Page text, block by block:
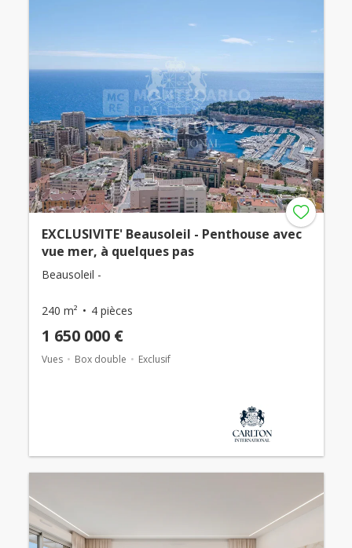
EXCLUSIVITE' Beausoleil - Penthouse avec
vue mer, à quelques pas
Beausoleil -
240 m² 4 pièces
1 650 000 €
Vues Box double Exclusif